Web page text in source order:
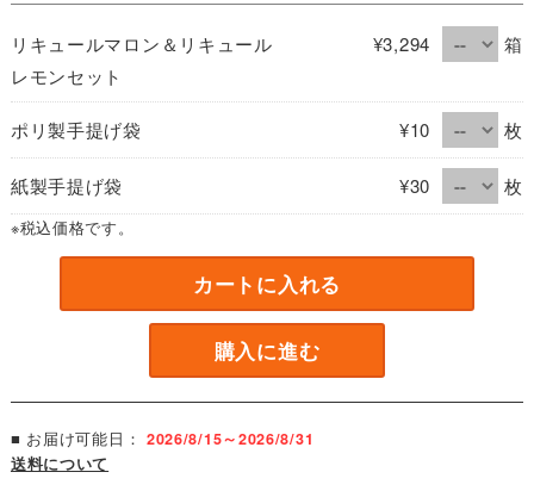
リキュールマロン＆リキュール
レモンセット
¥3,294 箱
ポリ製手提げ袋 ¥10 枚
紙製手提げ袋 ¥30 枚
※税込価格です。
カートに入れる
購入に進む
■ お届け可能日： 2026/8/15～2026/8/31
送料について